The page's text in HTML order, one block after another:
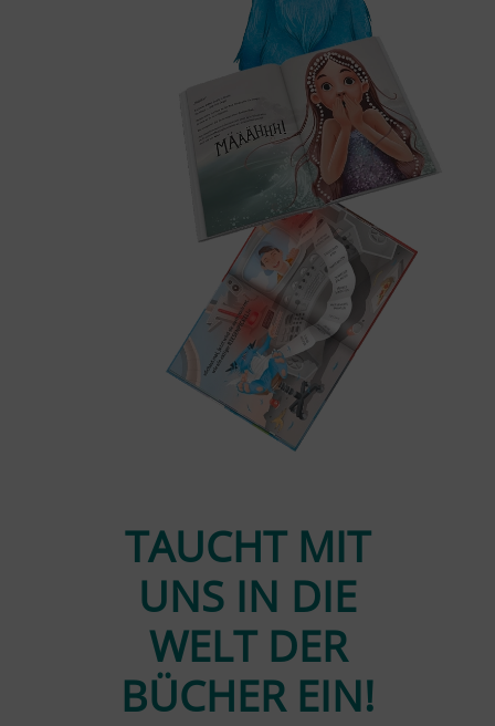
TAUCHT MIT
UNS IN DIE
WELT DER
BÜCHER EIN!